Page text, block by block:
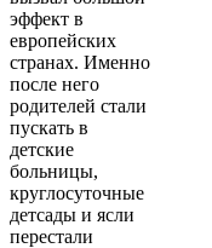
эффект в
европейских
странах. Именно
после него
родителей стали
пускать в
детские
больницы,
круглосуточные
детсады и ясли
перестали